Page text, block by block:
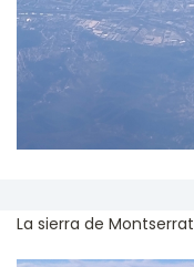
La sierra de Montserrat